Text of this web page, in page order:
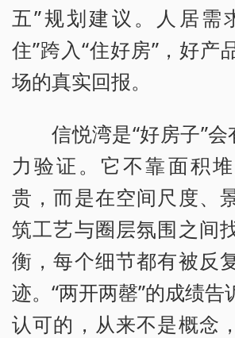
五”规划建议。人居需
住”跨入“住好房”，好产
场的真实回报。
信悦湾是“好房子”会
力验证。它不靠面积
贵，而是在空间尺度、
筑工艺与圈层氛围之间
衡，每个细节都有被反
迹。“两开两罄”的成绩告
认可的，从来不是概念